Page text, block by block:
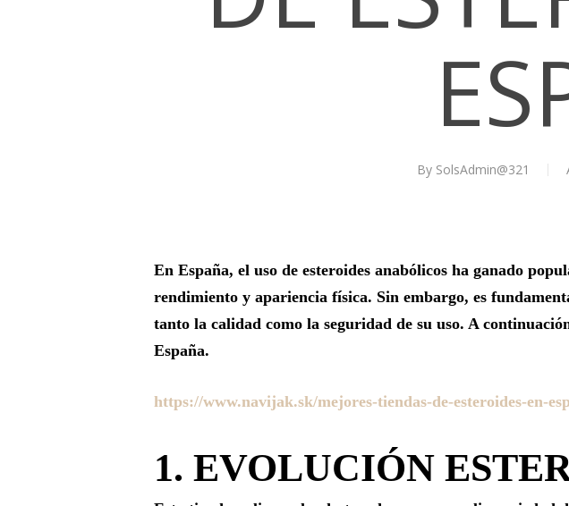
By SolsAdmin@321
En España, el uso de esteroides anabólicos ha ganado
rendimiento y apariencia física. Sin embargo, es
tanto la calidad como la seguridad de su uso. A
España.
https://www.navijak.sk/mejores-tiendas-de-esteroides-en-
1. EVOLUCIÓN